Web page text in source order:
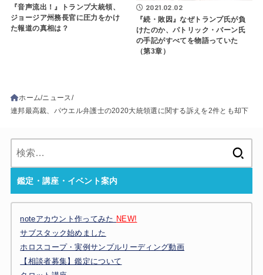
『音声流出！』トランプ大統領、
ジョージア州務長官に圧力をかけ
た報道の真相は？
2021.02.02
『続・敗因』なぜトランプ氏が負
けたのか、パトリック・バーン氏
の手記がすべてを物語っていた
（第3章）
ホーム ニュース
連邦最高裁、パウエル弁護士の2020大統領選に関する訴えを2件とも却下
鑑定・講座・イベント案内
noteアカウント作ってみた NEW!
サブスタック始めました
ホロスコープ・実例サンプルリーディング動画
【相談者募集】鑑定について